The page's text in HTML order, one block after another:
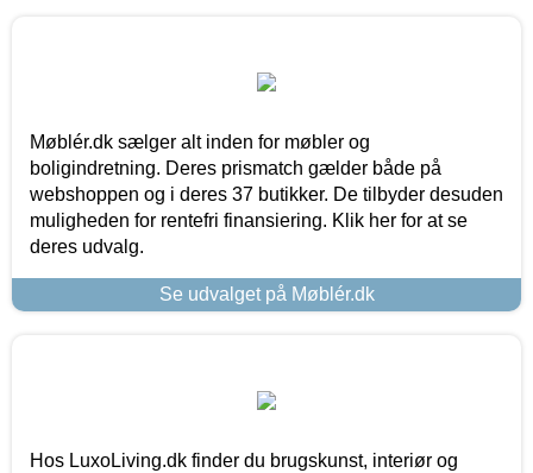
Møblér.dk sælger alt inden for møbler og
boligindretning. Deres prismatch gælder både på
webshoppen og i deres 37 butikker. De tilbyder desuden
muligheden for rentefri finansiering. Klik her for at se
deres udvalg.
Se udvalget på Møblér.dk
Hos LuxoLiving.dk finder du brugskunst, interiør og